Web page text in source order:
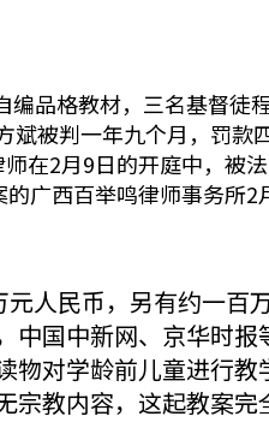
品格教材，三名基督
被判一年九个月，罚款
在2月9日的开庭中，被
广西百举鸣律师事务所
人民币，另有约一百
国中新网、京华时
对学龄前儿童进行
教内容，这起教案